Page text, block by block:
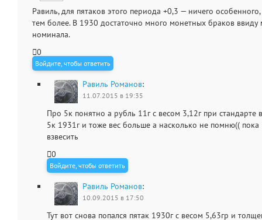
Равиль, для пятаков этого периода +0,3 — ничего
тем более. В 1930 достаточно много монетных браков ввиду
номинала.
0
Войдите, чтобы ответить
Равиль Романов:
11.07.2015 в 19:35
Про 5к понятно а рубль 11г с весом 3,12г при стандарте
5к 1931г и тоже вес больше а насколько не помню(( пока
взвесить
0
Войдите, чтобы ответить
Равиль Романов:
10.09.2015 в 17:50
Тут вот снова попался пятак 1930г с весом 5,63гр и